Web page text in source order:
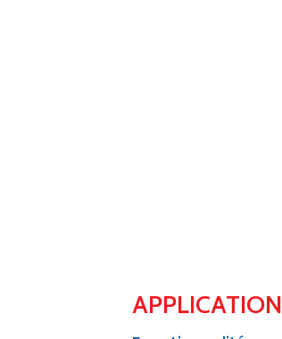
APPLICATION